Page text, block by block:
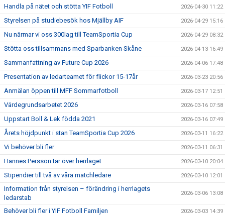
Handla på nätet och stötta YIF Fotboll 2026-04-30 11:22
Styrelsen på studiebesök hos Mjällby AIF 2026-04-29 15:16
Nu närmar vi oss 300lag till TeamSportia Cup 2026-04-29 08:32
Stötta oss tillsammans med Sparbanken Skåne 2026-04-13 16:49
Sammanfattning av Future Cup 2026 2026-04-06 17:48
Presentation av ledarteamet för flickor 15-17år 2026-03-23 20:56
Anmälan öppen till MFF Sommarfotboll 2026-03-17 12:51
Värdegrundsarbetet 2026 2026-03-16 07:58
Uppstart Boll & Lek födda 2021 2026-03-16 07:49
Årets höjdpunkt i stan TeamSportia Cup 2026 2026-03-11 16:22
Vi behöver bli fler 2026-03-11 06:31
Hannes Persson tar över herrlaget 2026-03-10 20:04
Stipendier till två av våra matchledare 2026-03-10 12:01
Information från styrelsen – förändring i herrlagets
ledarstab
2026-03-06 13:08
Behöver bli fler i YIF Fotboll Familjen 2026-03-03 14:39